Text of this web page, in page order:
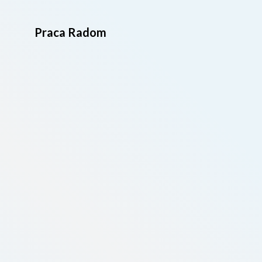
Praca Radom